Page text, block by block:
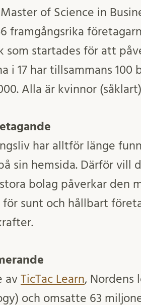
Master of Science in
framgångsrika
som startades för att
i 17 har tillsammans 100
Alla är kvinnor
har alltför länge
sin hemsida. Därför vill
bolag påverkar den
för sunt och hållbart
av TicTac Learn, Nordens
och omsatte 63